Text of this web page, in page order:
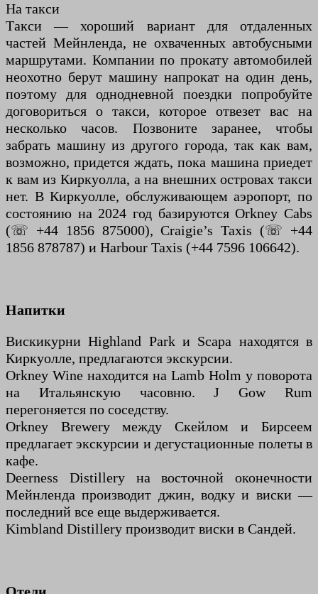
На такси
Такси — хороший вариант для отдаленных
частей Мейнленда, не охваченных автобусными
маршрутами. Компании по прокату автомобилей
неохотно берут машину напрокат на один день,
поэтому для однодневной поездки попробуйте
договориться о такси, которое отвезет вас на
несколько часов. Позвоните заранее, чтобы
забрать машину из другого города, так как вам,
возможно, придется ждать, пока машина приедет
к вам из Киркуолла, а на внешних островах такси
нет. В Киркуолле, обслуживающем аэропорт, по
состоянию на 2024 год базируются Orkney Cabs
(☏ +44 1856 875000), Craigie’s Taxis (☏ +44
1856 878787) и Harbour Taxis (+44 7596 106642).
Напитки
Вискикурни Highland Park и Scapa находятся в
Киркуолле, предлагаются экскурсии.
Orkney Wine находится на Lamb Holm у поворота
на Итальянскую часовню. J Gow Rum
перегоняется по соседству.
Orkney Brewery между Скейлом и Бирсеем
предлагает экскурсии и дегустационные полеты в
кафе.
Deerness Distillery на восточной оконечности
Мейнленда производит джин, водку и виски —
последний все еще выдерживается.
Kimbland Distillery производит виски в Сандей.